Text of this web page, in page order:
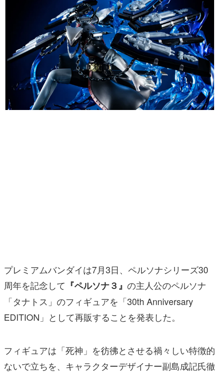
日本のモバイルゲーム史における主要なトピック・タイト
ルを網羅するほか、開発者へのインタビューや識者による
解説を掲載。約20年の歴史が一望できる決定版！
若ゲのいたり〜ゲームクリエイターの青春〜
『うつヌケ』『ペンと箸』等で知られるマンガ家・田中圭
一先生によるゲーム業界レポートマンガです。
なんでゲームは面白い？
ゲーム開発者・hamatsu氏がゲームの魅力を画面や操作の
具体的な形から解き明かしていく、硬派で骨太な評論連載
です。
その他
電ファミニコゲーマーとは？
運営：株式会社マレ
プレミアムバンダイは7月3日、ペルソナシリーズ30
周年を記念して 『ペルソナ３』 の主人公のペルソナ
「タナトス」のフィギュアを「30th Anniversary
EDITION」として再販することを発表した。
フィギュアは「死神」を彷彿とさせる禍々しい特徴的
ないで立ちを、キャラクターデザイナー副島成記氏徹